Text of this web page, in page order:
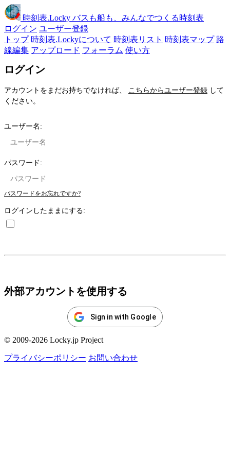
時刻表.Locky バスも船も、みんなでつくる時刻表
ログイン ユーザー登録
トップ 時刻表.Lockyについて 時刻表リスト 時刻表マップ 路
線編集 アップロード フォーラム 使い方
ログイン
アカウントをまだお持ちでなければ、 こちらからユーザー登録 して
ください。
ユーザー名:
パスワード:
パスワードをお忘れですか?
ログインしたままにする:
外部アカウントを使用する
Sign in with Google
© 2009-2026 Locky.jp Project
プライバシーポリシー お問い合わせ